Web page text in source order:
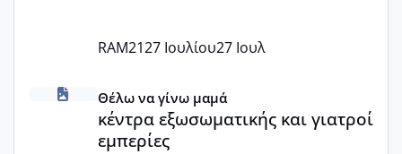
RAM2127 Ιουλίου27 Ιουλ
κέντρα εξωσωματικής και γιατροί εμπερίες
Θέλω να γίνω μαμά
κέντρα εξωσωματικής και γιατροί
εμπερίες